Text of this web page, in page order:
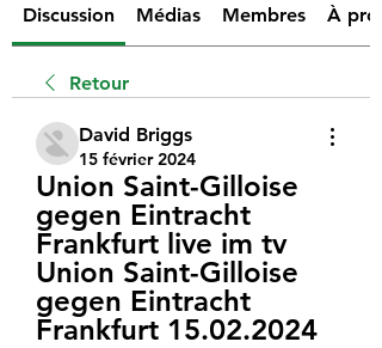
Discussion Médias Membres À
Retour
David Briggs
15 février 2024
Union Saint-Gilloise
gegen Eintracht
Frankfurt live im tv
Union Saint-Gilloise
gegen Eintracht
Frankfurt 15.02.2024